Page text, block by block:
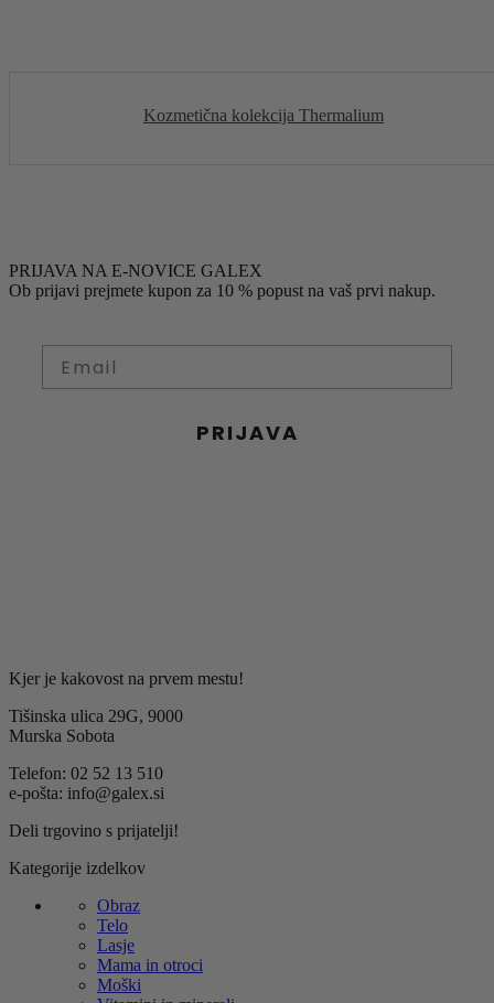
Kozmetična kolekcija Thermalium
PRIJAVA NA E-NOVICE GALEX
Ob prijavi prejmete kupon za 10 % popust na vaš prvi nakup.
PRIJAVA
Kjer je kakovost na prvem mestu!
Tišinska ulica 29G, 9000
Murska Sobota
Telefon: 02 52 13 510
e-pošta: info@galex.si
Deli trgovino s prijatelji!
Kategorije izdelkov
Obraz
Telo
Lasje
Mama in otroci
Moški